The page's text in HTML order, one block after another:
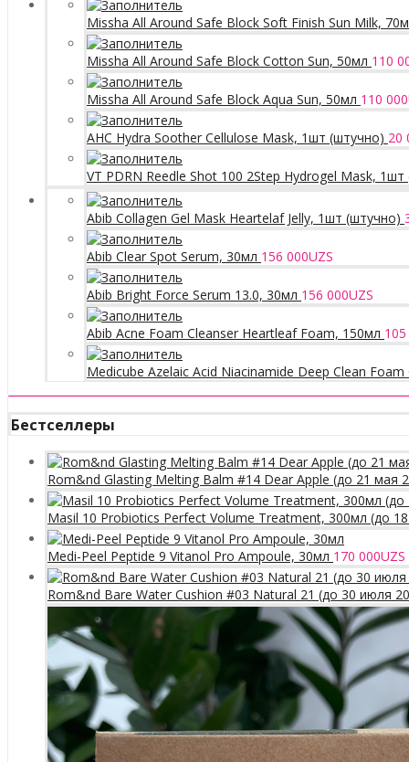
Missha All Around Safe Block Soft Finish Sun Milk,
Missha All Around Safe Block Cotton Sun, 50мл 110
Missha All Around Safe Block Aqua Sun, 50мл 110 000
AHC Hydra Soother Cellulose Mask, 1шт (штучно) 20
VT PDRN Reedle Shot 100 2Step Hydrogel Mask,
Abib Collagen Gel Mask Heartelaf Jelly, 1шт (штучно)
Abib Clear Spot Serum, 30мл 156 000UZS
Abib Bright Force Serum 13.0, 30мл 156 000UZS
Abib Acne Foam Cleanser Heartleaf Foam, 150мл
Medicube Azelaic Acid Niacinamide Deep Clean Foam
Бестселлеры
Rom&nd Glasting Melting Balm #14 Dear Apple (до 21 мая
Masil 10 Probiotics Perfect Volume Treatment, 300мл (до
Medi-Peel Peptide 9 Vitanol Pro Ampoule, 30мл 170 000UZS
Rom&nd Bare Water Cushion #03 Natural 21 (до 30 июля